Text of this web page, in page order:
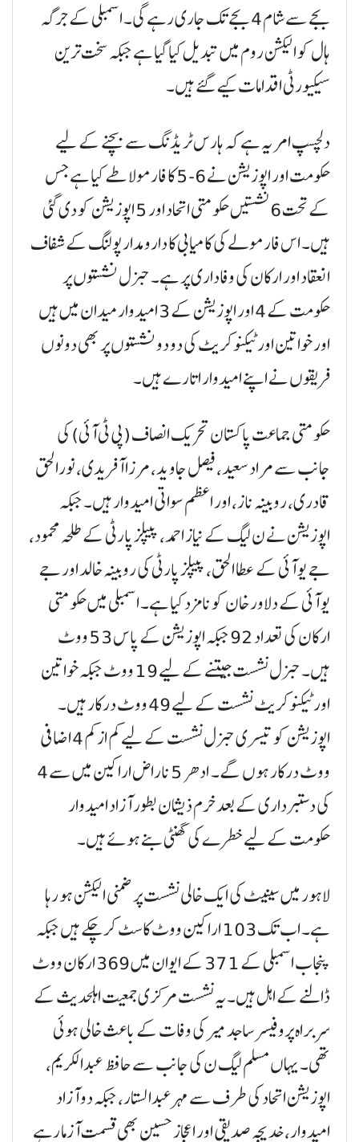
بجے سے شام 4 بجے تک جاری رہے گی۔ اسمبلی کے جرگہ
ہال کو الیکشن روم میں تبدیل کیا گیا ہے جبکہ سخت ترین
سیکیورٹی اقدامات کیے گئے ہیں۔
دلچسپ امر یہ ہے کہ ہارس ٹریڈنگ سے بچنے کے لیے
حکومت اور اپوزیشن نے 6-5 کا فارمولا طے کیا ہے جس
کے تحت 6 نشستیں حکومتی اتحاد اور 5 اپوزیشن کو دی گئی
ہیں۔ اس فارمولے کی کامیابی کا دارومدار پولنگ کے شفاف
انعقاد اور ارکان کی وفاداری پر ہے۔ جنرل نشستوں پر
حکومت کے 4 اور اپوزیشن کے 3 امیدوار میدان میں ہیں
اور خواتین اور ٹیکنوکریٹ کی دو دو نشستوں پر بھی دونوں
فریقوں نے اپنے امیدوار اتارے ہیں۔
حکومتی جماعت پاکستان تحریک انصاف (پی ٹی آئی) کی
جانب سے مراد سعید، فیصل جاوید، مرزا آفریدی، نورالحق
قادری، روبینہ ناز، اور اعظم سواتی امیدوار ہیں۔ جبکہ
اپوزیشن نے ن لیگ کے نیاز احمد، پیپلز پارٹی کے طلحہ محمود،
جے یو آئی کے عطا الحق، پیپلز پارٹی کی روبینہ خالد اور جے
یو آئی کے دلاور خان کو نامزد کیا ہے۔ اسمبلی میں حکومتی
ارکان کی تعداد 92 جبکہ اپوزیشن کے پاس 53 ووٹ
ہیں۔ جنرل نشست جیتنے کے لیے 19 ووٹ جبکہ خواتین
اور ٹیکنوکریٹ نشست کے لیے 49 ووٹ درکار ہیں۔
اپوزیشن کو تیسری جنرل نشست کے لیے کم از کم 4 اضافی
ووٹ درکار ہوں گے۔ ادھر 5 ناراض اراکین میں سے 4
کی دستبرداری کے بعد خرم ذیشان بطور آزاد امیدوار
حکومت کے لیے خطرے کی گھنٹی بنے ہوئے ہیں۔
لاہور میں سینیٹ کی ایک خالی نشست پر ضمنی الیکشن ہو رہا
ہے۔ اب تک 103 اراکین ووٹ کاسٹ کر چکے ہیں جبکہ
پنجاب اسمبلی کے 371 کے ایوان میں 369 ارکان ووٹ
ڈالنے کے اہل ہیں۔ یہ نشست مرکزی جمعیت اہلحدیث کے
سربراہ پروفیسر ساجد میر کی وفات کے باعث خالی ہوئی
تھی۔ یہاں مسلم لیگ ن کی جانب سے حافظ عبدالکریم،
اپوزیشن اتحاد کی طرف سے مہر عبدالستار، جبکہ دو آزاد
امیدوار، خدیجہ صدیقی اور اعجاز حسین بھی قسمت آزما رہے